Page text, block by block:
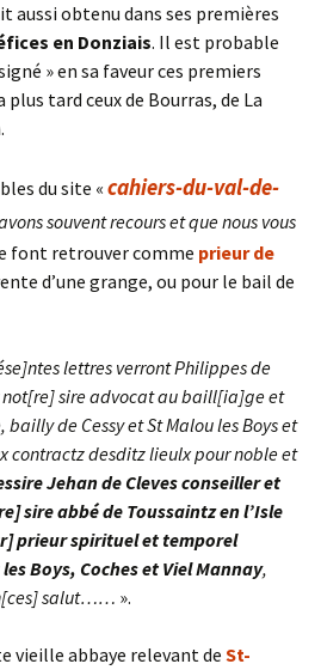
aussi obtenu dans ses premières
en Donziais. Il est probable
» en sa faveur ces premiers
tard ceux de Bourras, de La
du site « cahiers-du-val-de-
souvent recours et que nous vous
font retrouver comme prieur de
d’une grange, ou pour le bail de
lettres verront Philippes de
not[re] sire advocat au baill[ia]ge et
bailly de Cessy et St Malou les Boys et
contractz desditz lieulx pour noble et
Jehan de Cleves conseiller et
sire abbé de Toussaintz en l’Isle
prieur spirituel et temporel
Boys, Coches et Viel Mannay,
salut…… ».
vieille abbaye relevant de St-